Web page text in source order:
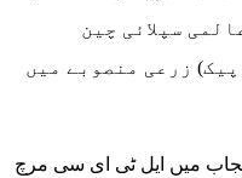
سپلائی چین
زرعی منصوبے میں
میں ایل ٹی ای سی مرچ